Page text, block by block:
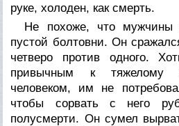
руке, холоден, как смерть.
Не похоже, что мужчины
пустой болтовни. Он
четверо против одного.
привычным к тяжелому
человеком, им не
чтобы сорвать с него
полусмерти. Он сумел